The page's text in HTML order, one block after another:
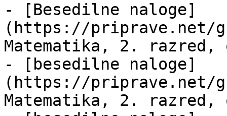
- [Besedilne naloge]
(https://priprave.net/
Matematika, 2. razred,
- [besedilne naloge]
(https://priprave.net/
Matematika, 2. razred,